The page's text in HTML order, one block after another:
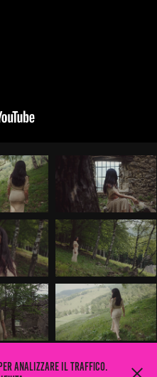
analizzare il traffico.